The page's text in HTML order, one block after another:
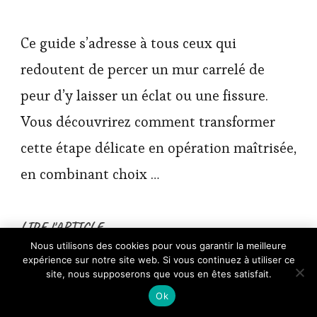
Ce guide s’adresse à tous ceux qui
redoutent de percer un mur carrelé de
peur d’y laisser un éclat ou une fissure.
Vous découvrirez comment transformer
cette étape délicate en opération maîtrisée,
en combinant choix …
LIRE l'ARTICLE ×
🔥 TOP VENTE
PONY DANCE Lot de 2 Rideau Occultant
Thermique Isolant Anti …
Voir l'offre
Nous utilisons des cookies pour vous garantir la meilleure
expérience sur notre site web. Si vous continuez à utiliser ce
site, nous supposerons que vous en êtes satisfait.
Ok